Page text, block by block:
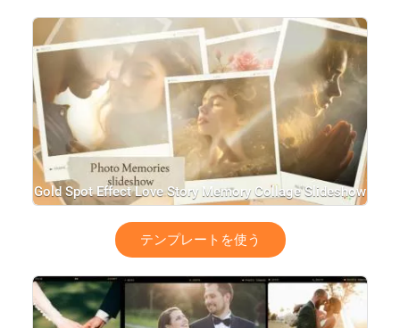
Gold Spot Effect Love Story Memory Collage Slideshow
テンプレートを使う